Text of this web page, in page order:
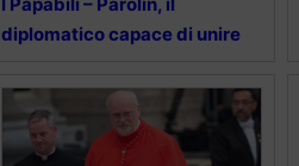
I Papabili – Parolin, il
diplomatico capace di unire